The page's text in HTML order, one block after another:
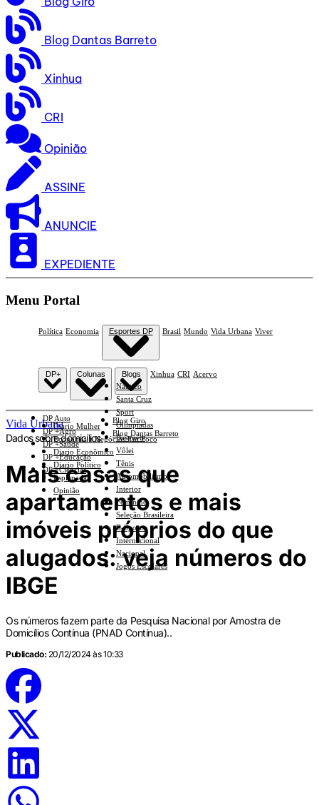
Blog Dantas Barreto
Xinhua
CRI
Opinião
ASSINE
ANUNCIE
EXPEDIENTE
Menu Portal
Política Economia Esportes DP
Náutico
Santa Cruz
Sport
Olimpíadas
Basquete
Vôlei
Tênis
Automobilismo
Interior
Feminino
Seleção Brasileira
E-Sports
Internacional
Nacional
Jogos Escolares
Brasil Mundo Vida Urbana Viver
DP+
DP Auto
DP +Agro
DP +Saúde
DP +Educação
DP +Ciências
Colunas
Diario Mulher
Economia e Negócios Em Foco
Diario Econômico
Diario Político
Esplanada
Opinião
Blogs
Blog Giro
Blog Dantas Barreto
Xinhua CRI Acervo
Vida Urbana
Dados sobre domicílios
Mais casas que
apartamentos e mais
imóveis próprios do que
alugados: veja números do
IBGE
Os números fazem parte da Pesquisa Nacional por Amostra de
Domicílios Contínua (PNAD Contínua)..
Publicado: 20/12/2024 às 10:33